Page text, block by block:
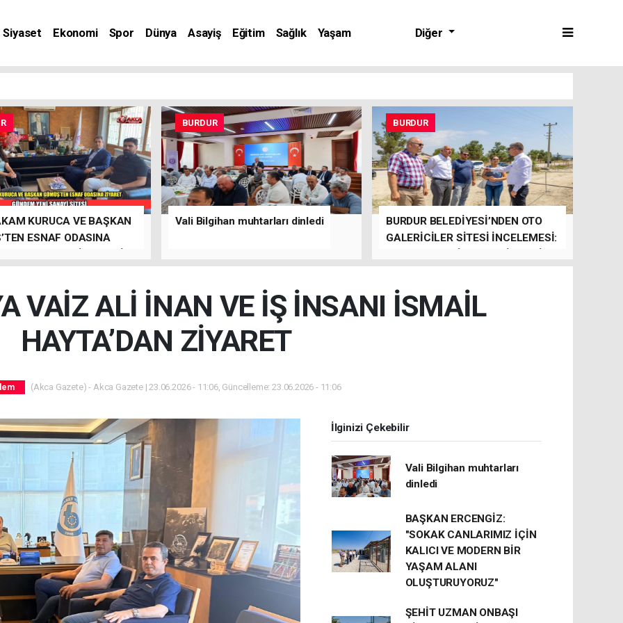
Siyaset Ekonomi Spor Dünya Asayiş Eğitim Sağlık
Yaşam
Diğer
KURUCA VE BAŞKAN
ESNAF ODASINA
BURDUR
Vali Bilgihan muhtarları dinledi
BURDUR
BURDUR BELEDİYESİ’NDEN OTO
GALERİCİLER SİTESİ İNCELEMESİ:
VAİZ ALİ İNAN VE İŞ İNSANI İSMAİL
HAYTA’DAN ZİYARET
(Akca Gazete) - Akca Gazete | 23.06.2026 - 11:06, Güncelleme: 23.06.2026 - 11:06
İlginizi Çekebilir
Vali Bilgihan muhtarları
dinledi
BAŞKAN ERCENGİZ:
"SOKAK CANLARIMIZ İÇİN
KALICI VE MODERN BİR
YAŞAM ALANI
OLUŞTURUYORUZ"
ŞEHİT UZMAN ONBAŞI